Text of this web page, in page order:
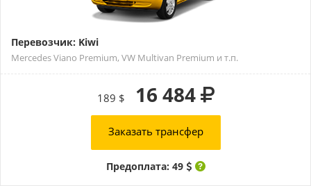
Перевозчик: Kiwi
Mercedes Viano Premium, VW Multivan Premium и т.п.
189 $ 16 484
Заказать трансфер
Предоплата: 49